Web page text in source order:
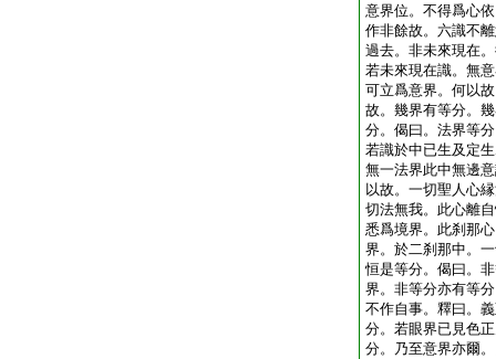
意界位。不得爲心
作非餘故。六識不
過去。非未來現在
若未來現在識。無
可立爲意界。何以
故。幾界有等分。
分。偈曰。法界等
若識於中已生及定
無一法界此中無邊
以故。一切聖人心
切法無我。此心離
悉爲境界。此刹那
界。於二刹那中。
恒是等分。偈曰。
界。非等分亦有等
不作自事。釋曰。
分。若眼界已見色
分。乃至意界亦爾